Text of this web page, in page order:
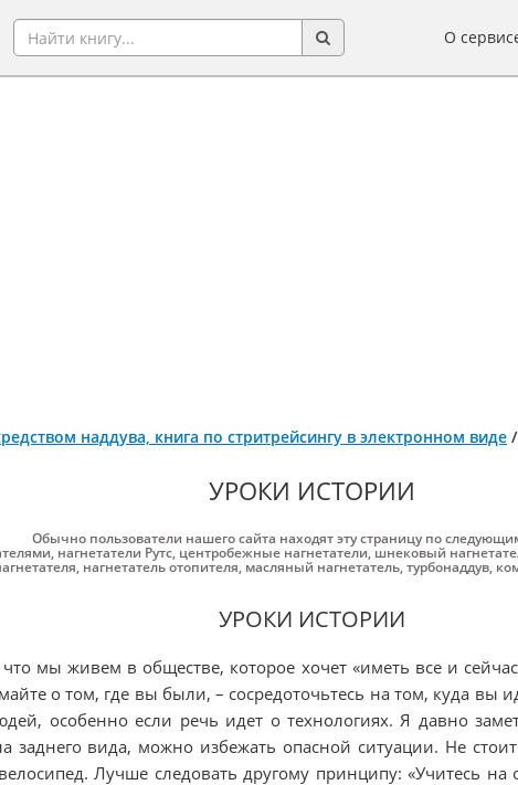
О
наддува, книга по стритрейсингу в электронном виде /
УРОКИ ИСТОРИИ
Обычно пользователи нашего сайта находят эту страницу по
, нагнетатели Рутс, центробежные нагнетатели,шнековый
, нагнетатель отопителя, масляный нагнетатель,турбонаддув,
УРОКИ ИСТОРИИ
мы живем в обществе, которое хочет «иметь все и
о том, где вы были, – сосредоточьтесь на том, куда вы
особенно если речь идет о технологиях. Я давно
заднего вида, можно избежать опасной ситуации. Не
Лучше следовать другому принципу: «Учитесь на